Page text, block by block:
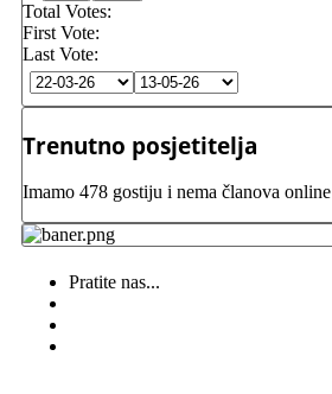
Total Votes:
First Vote:
Last Vote:
Trenutno posjetitelja
Imamo 478 gostiju i nema članova online
Pratite nas...